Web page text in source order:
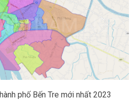
phố Bến Tre mới nhất 2023